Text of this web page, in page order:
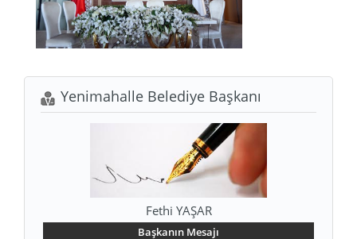
Yenimahalle Belediye Başkanı
Fethi YAŞAR
Başkanın Mesajı